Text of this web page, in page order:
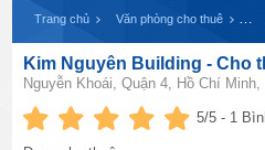
Trang chủ Văn phòng cho thuê
Kim Nguyên Building - Cho
Nguyễn Khoái, Quận 4, Hồ Chí Minh,
5/5 - 1